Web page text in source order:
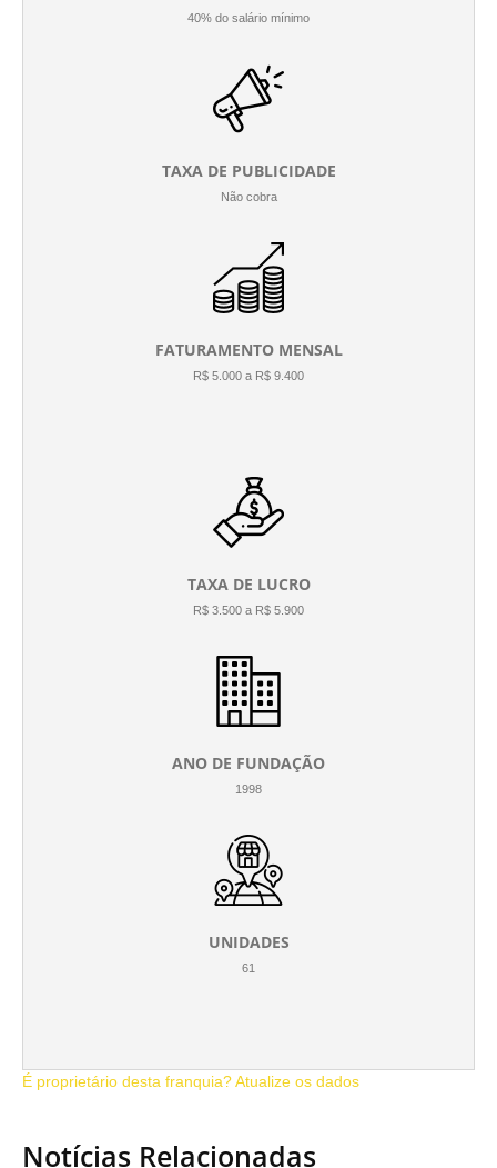
40% do salário mínimo
TAXA DE PUBLICIDADE
Não cobra
FATURAMENTO MENSAL
R$ 5.000 a R$ 9.400
TAXA DE LUCRO
R$ 3.500 a R$ 5.900
ANO DE FUNDAÇÃO
1998
UNIDADES
61
É proprietário desta franquia? Atualize os dados
Notícias Relacionadas